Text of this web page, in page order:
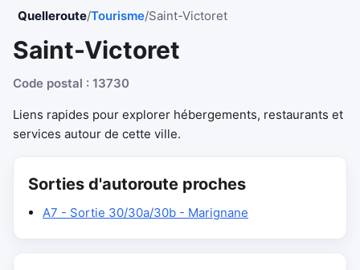
Quelleroute/Tourisme/Saint-Victoret
Saint-Victoret
Code postal : 13730
Liens rapides pour explorer hébergements, restaurants et
services autour de cette ville.
Sorties d'autoroute proches
A7 - Sortie 30/30a/30b - Marignane